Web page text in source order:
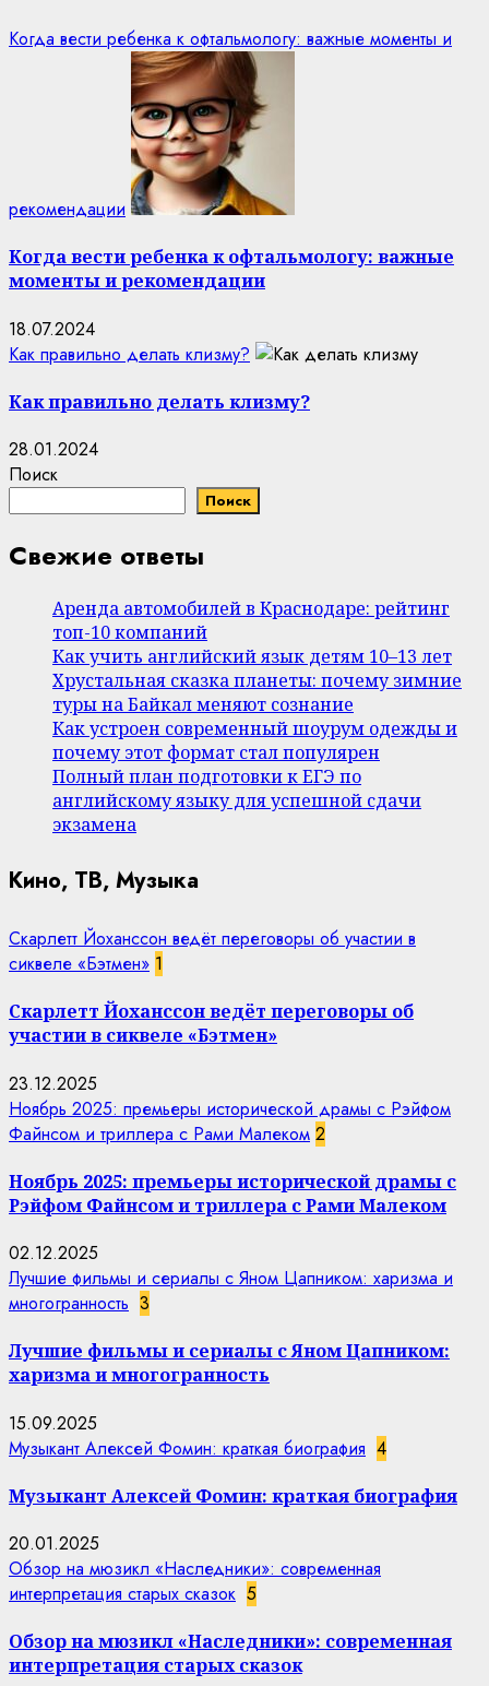
Когда вести ребенка к офтальмологу: важные моменты и
рекомендации
Когда вести ребенка к офтальмологу: важные
моменты и рекомендации
18.07.2024
Как правильно делать клизму?
Как правильно делать клизму?
28.01.2024
Поиск
Поиск
Свежие ответы
Аренда автомобилей в Краснодаре: рейтинг
топ-10 компаний
Как учить английский язык детям 10–13 лет
Хрустальная сказка планеты: почему зимние
туры на Байкал меняют сознание
Как устроен современный шоурум одежды и
почему этот формат стал популярен
Полный план подготовки к ЕГЭ по
английскому языку для успешной сдачи
экзамена
Кино, ТВ, Музыка
Скарлетт Йоханссон ведёт переговоры об участии в
сиквеле «Бэтмен» 1
Скарлетт Йоханссон ведёт переговоры об
участии в сиквеле «Бэтмен»
23.12.2025
Ноябрь 2025: премьеры исторической драмы с Рэйфом
Файнсом и триллера с Рами Малеком 2
Ноябрь 2025: премьеры исторической драмы с
Рэйфом Файнсом и триллера с Рами Малеком
02.12.2025
Лучшие фильмы и сериалы с Яном Цапником: харизма и
многогранность 3
Лучшие фильмы и сериалы с Яном Цапником:
харизма и многогранность
15.09.2025
Музыкант Алексей Фомин: краткая биография 4
Музыкант Алексей Фомин: краткая биография
20.01.2025
Обзор на мюзикл «Наследники»: современная
интерпретация старых сказок 5
Обзор на мюзикл «Наследники»: современная
интерпретация старых сказок